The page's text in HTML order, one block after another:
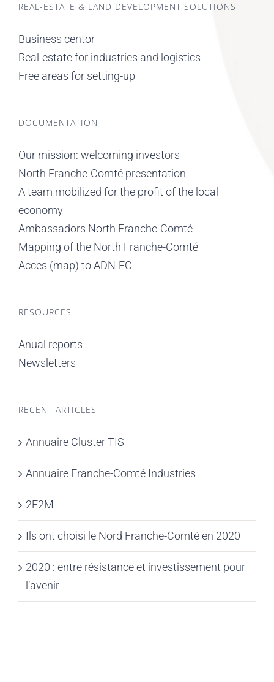
REAL-ESTATE & LAND DEVELOPMENT SOLUTIONS
Business centor
Real-estate for industries and logistics
Free areas for setting-up
DOCUMENTATION
Our mission: welcoming investors
North Franche-Comté presentation
A team mobilized for the profit of the local
economy
Ambassadors North Franche-Comté
Mapping of the North Franche-Comté
Acces (map) to ADN-FC
RESOURCES
Anual reports
Newsletters
RECENT ARTICLES
Annuaire Cluster TIS
Annuaire Franche-Comté Industries
2E2M
Ils ont choisi le Nord Franche-Comté en 2020
2020 : entre résistance et investissement pour
l’avenir